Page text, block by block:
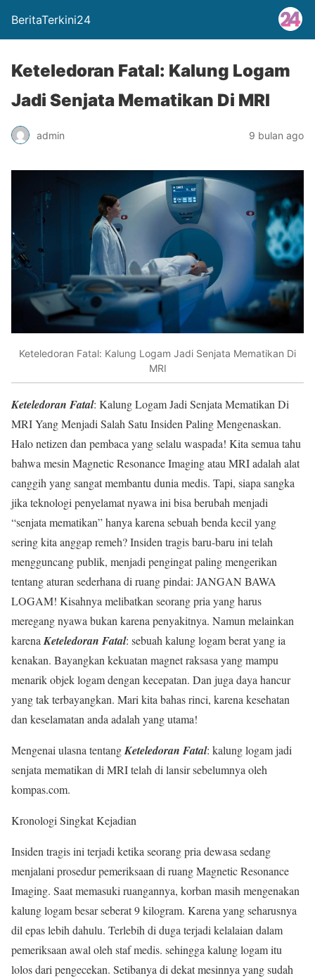
BeritaTerkini24
Keteledoran Fatal: Kalung Logam
Jadi Senjata Mematikan Di MRI
admin 9 bulan ago
Keteledoran Fatal: Kalung Logam Jadi Senjata Mematikan Di
MRI
Keteledoran Fatal: Kalung Logam Jadi Senjata Mematikan Di
MRI Yang Menjadi Salah Satu Insiden Paling Mengenaskan.
Halo netizen dan pembaca yang selalu waspada! Kita semua tahu
bahwa mesin Magnetic Resonance Imaging atau MRI adalah alat
canggih yang sangat membantu dunia medis. Tapi, siapa sangka
jika teknologi penyelamat nyawa ini bisa berubah menjadi
“senjata mematikan” hanya karena sebuah benda kecil yang
sering kita anggap remeh? Insiden tragis baru-baru ini telah
mengguncang publik, menjadi pengingat paling mengerikan
tentang aturan sederhana di ruang pindai: JANGAN BAWA
LOGAM! Kisahnya melibatkan seorang pria yang harus
meregang nyawa bukan karena penyakitnya. Namun melainkan
karenaKeteledoran Fatal: sebuah kalung logam berat yang ia
kenakan. Bayangkan kekuatan magnet raksasa yang mampu
menarik objek logam dengan kecepatan. Dan juga daya hancur
yang tak terbayangkan. Mari kita bahas rinci, karena kesehatan
dan keselamatan anda adalah yang utama!
Mengenai ulasna tentangKeteledoran Fatal: kalung logam jadi
senjata mematikan di MRI telah di lansir sebelumnya oleh
kompas.com.
Kronologi Singkat Kejadian
Insiden tragis ini terjadi ketika seorang pria dewasa sedang
menjalani prosedur pemeriksaan di ruang Magnetic Resonance
Imaging. Saat memasuki ruangannya, korban masih mengenakan
kalung logam besar seberat 9 kilogram. Karena yang seharusnya
dil epas lebih dahulu. Terlebih di duga terjadi kelalaian dalam
pemeriksaan awal oleh staf medis. sehingga kalung logam itu
lolos dari pengecekan. Setibanya di dekat mesinnya yang sudah